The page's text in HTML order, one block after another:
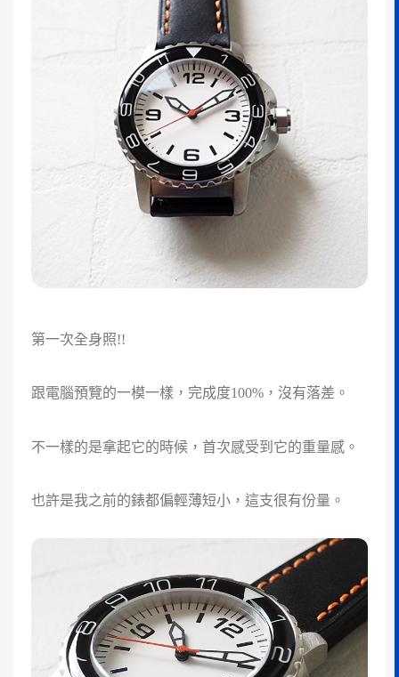
第一次全身照!!
跟電腦預覽的一模一樣，完成度100%，沒有落差。
不一樣的是拿起它的時候，首次感受到它的重量感。
也許是我之前的錶都偏輕薄短小，這支很有份量。